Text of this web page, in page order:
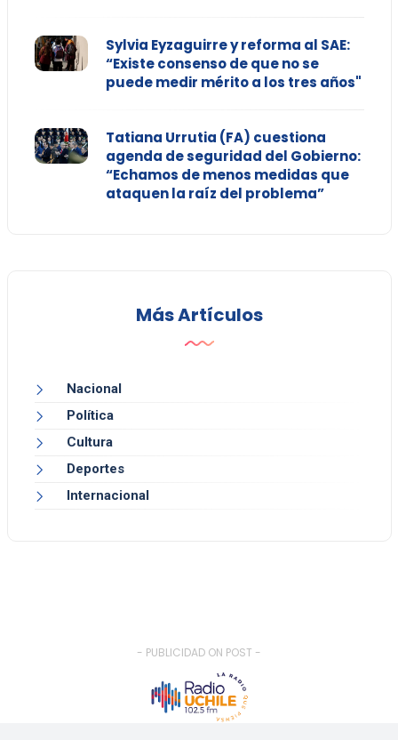
Sylvia Eyzaguirre y reforma al SAE:
“Existe consenso de que no se
puede medir mérito a los tres años"
Tatiana Urrutia (FA) cuestiona
agenda de seguridad del Gobierno:
“Echamos de menos medidas que
ataquen la raíz del problema”
Más Artículos
Nacional
Política
Cultura
Deportes
Internacional
- PUBLICIDAD ON POST -